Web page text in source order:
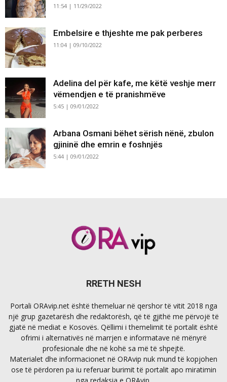
11:54 | 11/29/2022
Embelsire e thjeshte me pak perberes
11:04 | 09/10/2022
Adelina del për kafe, me këtë veshje merr
vëmendjen e të pranishmëve
5:45 | 09/01/2022
Arbana Osmani bëhet sërish nënë, zbulon
gjininë dhe emrin e foshnjës
5:44 | 09/01/2022
RRETH NESH
Portali ORAvip.net është themeluar në qershor të vitit 2018 nga
një grup gazetarësh dhe redaktorësh, që të gjithë me përvojë të
gjatë në mediat e Kosovës. Qëllimi i themelimit të portalit është
ofrimi i alternativës në marrjen e informatave në mënyrë
profesionale dhe në kohë sa më të shpejtë.
Materialet dhe informacionet në ORAvip nuk mund të kopjohen
ose të përdoren pa iu referuar burimit të portalit apo miratimin
nga redaksia e ORAvip.